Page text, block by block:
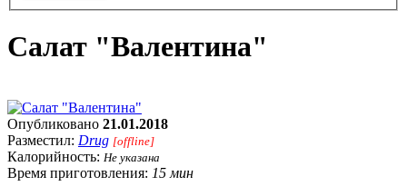
Салат "Валентина"
Опубликовано 21.01.2018
Разместил: Drug [offline]
Калорийность: Не указана
Время приготовления: 15 мин